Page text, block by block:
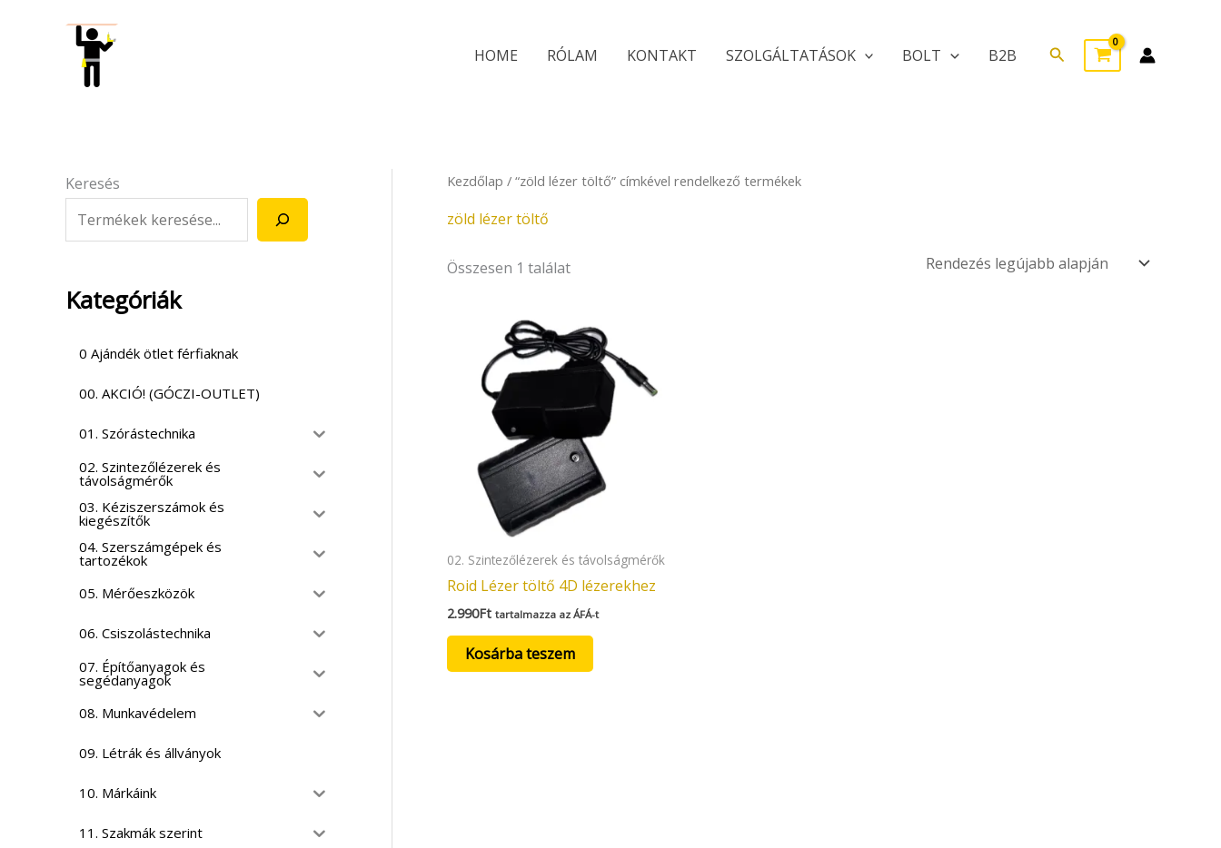
HOME RÓLAM KONTAKT SZOLGÁLTATÁSOK BOLT B2B Search
Keresés
Kategóriák
0 Ajándék ötlet férfiaknak
00. AKCIÓ! (GÓCZI-OUTLET)
01. Szórástechnika
02. Szintezőlézerek és
távolságmérők
03. Kéziszerszámok és
kiegészítők
04. Szerszámgépek és
tartozékok
05. Mérőeszközök
06. Csiszolástechnika
07. Építőanyagok és
segédanyagok
08. Munkavédelem
09. Létrák és állványok
10. Márkáink
11. Szakmák szerint
Kezdőlap / “zöld lézer töltő” címkével rendelkező termékek
zöld lézer töltő
Összesen 1 találat
02. Szintezőlézerek és távolságmérők
Roid Lézer töltő 4D lézerekhez
2.990Ft tartalmazza az ÁFÁ-t
Kosárba teszem